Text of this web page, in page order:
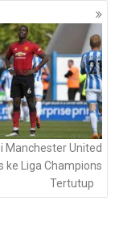
Manchester United
ke Liga Champions
Tertutup